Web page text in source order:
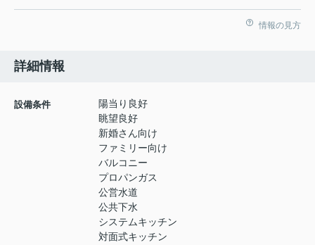
情報の見方
詳細情報
設備条件
陽当り良好
眺望良好
新婚さん向け
ファミリー向け
バルコニー
プロパンガス
公営水道
公共下水
システムキッチン
対面式キッチン